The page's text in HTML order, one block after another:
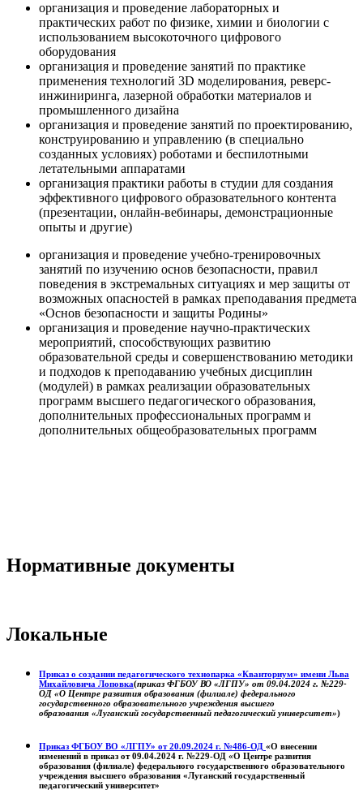
организация и проведение лабораторных и
практических работ по физике, химии и биологии с
использованием высокоточного цифрового
оборудования
организация и проведение занятий по практике
применения технологий 3D моделирования, реверс-
инжиниринга, лазерной обработки материалов и
промышленного дизайна
организация и проведение занятий по проектированию,
конструированию и управлению (в специально
созданных условиях) роботами и беспилотными
летательными аппаратами
организация практики работы в студии для создания
эффективного цифрового образовательного контента
(презентации, онлайн-вебинары, демонстрационные
опыты и другие)
организация и проведение учебно-тренировочных
занятий по изучению основ безопасности, правил
поведения в экстремальных ситуациях и мер защиты от
возможных опасностей в рамках преподавания предмета
«Основ безопасности и защиты Родины»
организация и проведение научно-практических
мероприятий, способствующих развитию
образовательной среды и совершенствованию методики
и подходов к преподаванию учебных дисциплин
(модулей) в рамках реализации образовательных
программ высшего педагогического образования,
дополнительных профессиональных программ и
дополнительных общеобразовательных программ
Нормативные документы
Локальные
Приказ о создании педагогического технопарка «Кванториум» имени Льва
Михайловича Лоповка(приказ ФГБОУ ВО «ЛГПУ» от 09.04.2024 г. №229-
ОД «О Центре развития образования (филиале) федерального
государственного образовательного учреждения высшего
образования «Луганский государственный педагогический университет»)
Приказ ФГБОУ ВО «ЛГПУ» от 20.09.2024 г. №486-ОД «О внесении
изменений в приказ от 09.04.2024 г. №229-ОД «О Центре развития
образования (филиале) федерального государственного образовательного
учреждения высшего образования «Луганский государственный
педагогический университет»